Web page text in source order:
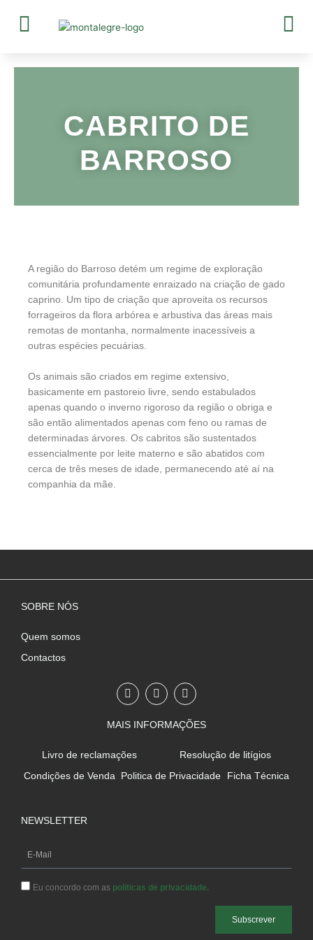
CABRITO DE
BARROSO
A região do Barroso detém um regime de exploração
comunitária profundamente enraizado na criação de gado
caprino. Um tipo de criação que aproveita os recursos
forrageiros da flora arbórea e arbustiva das áreas mais
remotas de montanha, normalmente inacessíveis a
outras espécies pecuárias.
Os animais são criados em regime extensivo,
basicamente em pastoreio livre, sendo estabulados
apenas quando o inverno rigoroso da região o obriga e
são então alimentados apenas com feno ou ramas de
determinadas árvores. Os cabritos são sustentados
essencialmente por leite materno e são abatidos com
cerca de três meses de idade, permanecendo até aí na
companhia da mãe.
SOBRE NÓS
Quem somos
Contactos
F
a
e
b
o
-
I
n
t
a
m
W
h
t
s
p
MAIS INFORMAÇÕES
Livro de reclamações
Resolução de litígios
Condições de Venda
Politica de Privacidade Ficha Técnica
NEWSLETTER
Eu concordo com as politicas de privacidade.
Subscrever